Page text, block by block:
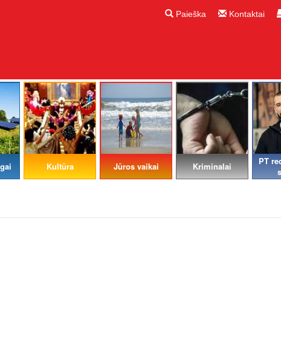
Paieška Kontaktai
Kultūra Jūros vaikai Kriminalai
PT